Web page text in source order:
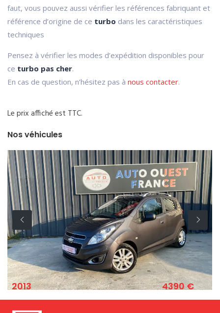
faut, vous pouvez aussi vérifier les références fabriquant et
référence d’origine de ce turbo dans les caractéristiques
techniques
Pensez à vérifier les modes d’expédition disponibles pour
ce turbo pas cher.
En cas de question, n’hésitez pas à nous contacter.
Le prix affiché est TTC.
Nos véhicules
4390 € 2011